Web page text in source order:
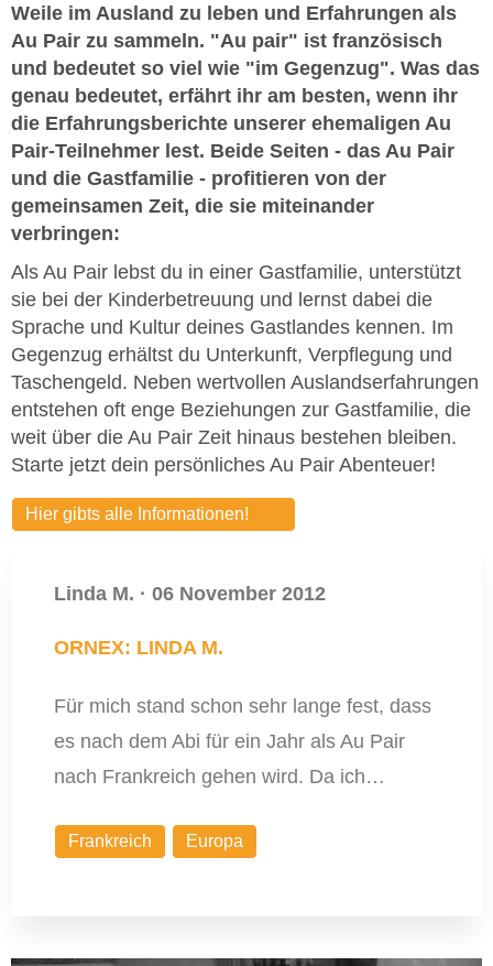
Weile im Ausland zu leben und Erfahrungen als
Au Pair zu sammeln. "Au pair" ist französisch
und bedeutet so viel wie "im Gegenzug". Was das
genau bedeutet, erfährt ihr am besten, wenn ihr
die Erfahrungsberichte unserer ehemaligen Au
Pair-Teilnehmer lest. Beide Seiten - das Au Pair
und die Gastfamilie - profitieren von der
gemeinsamen Zeit, die sie miteinander
verbringen:
Als Au Pair lebst du in einer Gastfamilie, unterstützt
sie bei der Kinderbetreuung und lernst dabei die
Sprache und Kultur deines Gastlandes kennen. Im
Gegenzug erhältst du Unterkunft, Verpflegung und
Taschengeld. Neben wertvollen Auslandserfahrungen
entstehen oft enge Beziehungen zur Gastfamilie, die
weit über die Au Pair Zeit hinaus bestehen bleiben.
Starte jetzt dein persönliches Au Pair Abenteuer!
Hier gibts alle Informationen!
Linda M. · 06 November 2012
ORNEX: LINDA M.
Für mich stand schon sehr lange fest, dass
es nach dem Abi für ein Jahr als Au Pair
nach Frankreich gehen wird. Da ich…
Frankreich Europa